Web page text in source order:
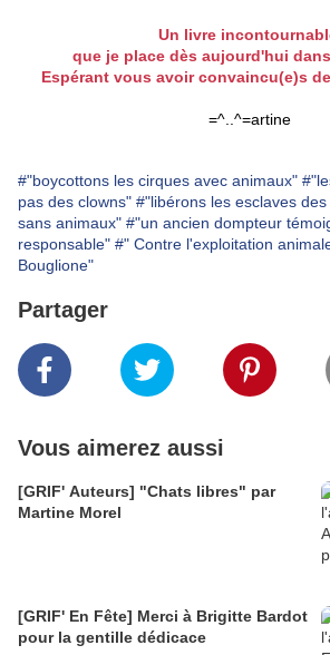
Un livre
que je place dès aujourd'hui
Espérant vous avoir convaincu(e)s
=^..^=artine
#"boycottons les cirques avec animaux"
pas des clowns" #"libérons les esclaves
sans animaux" #"un ancien dompteur
responsable" #" Contre l'exploitation
Bouglione"
Partager
Vous aimerez aussi
[GRIF' Auteurs] "Chats libres" par
Martine Morel
[GRIF' En Fête] Merci à Brigitte Bardot
pour la gentille dédicace